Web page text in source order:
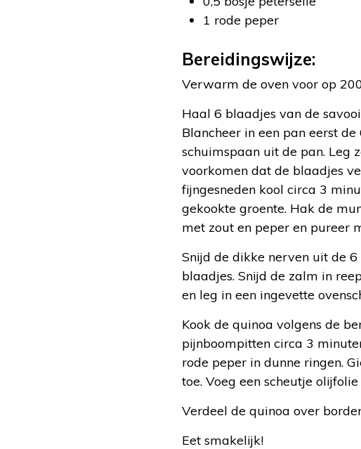
1 rode peper
Bereidingswijze:
Verwarm de oven voor op
Haal 6 blaadjes van de
Blancheer in een pan eerst
schuimspaan uit de pan. Leg
voorkomen dat de blaadjes
fijngesneden kool circa 3
gekookte groente. Hak de
met zout en peper en pureer
Snijd de dikke nerven uit de
blaadjes. Snijd de zalm in
en leg in een ingevette
Kook de quinoa volgens de
pijnboompitten circa 3
rode peper in dunne ringen.
toe. Voeg een scheutje
Verdeel de quinoa over
Eet smakelijk!